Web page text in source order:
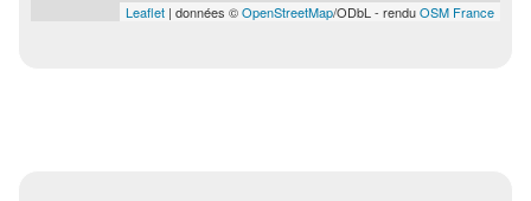
Leaflet | données ©OpenStreetMap/ODbL - renduOSM France